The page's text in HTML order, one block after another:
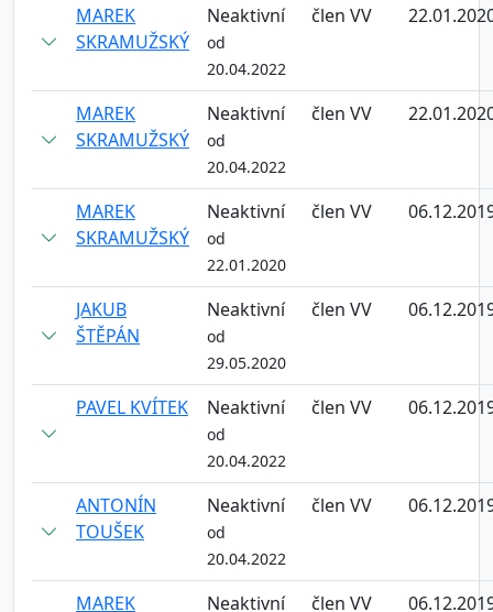
MAREK
SKRAMUŽSKÝ
Neaktivní
od
20.04.2022
člen VV
MAREK
SKRAMUŽSKÝ
Neaktivní
od
20.04.2022
člen VV
MAREK
SKRAMUŽSKÝ
Neaktivní
od
22.01.2020
člen VV
JAKUB
ŠTĚPÁN
Neaktivní
od
29.05.2020
člen VV
PAVEL KVÍTEK Neaktivní
od
20.04.2022
člen VV
ANTONÍN
TOUŠEK
Neaktivní
od
20.04.2022
člen VV
MAREK Neaktivní člen VV